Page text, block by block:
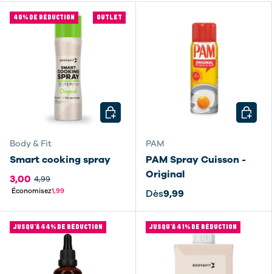
40% DE RÉDUCTION OUTLET
Body & Fit
Smart cooking spray
3,00 4,99
Économisez1,99
CHOISIR LES OPTIONS
PAM
PAM Spray Cuisson -
Original
Dès9,99
JUSQU’À 44% DE RÉDUCTION JUSQU’À 41% DE RÉDUCTION